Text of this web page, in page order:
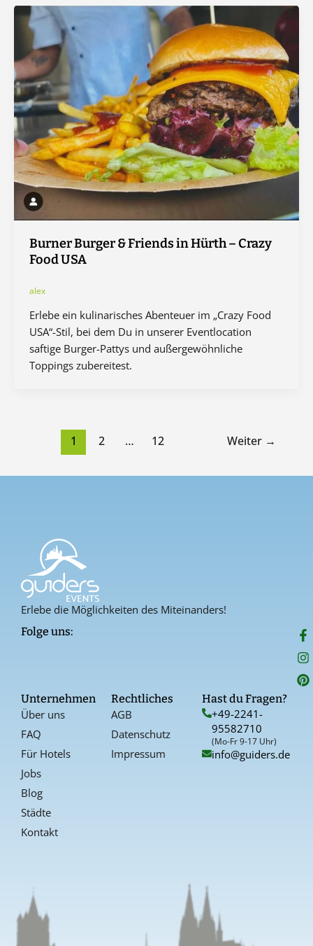
Burner Burger & Friends in Hürth – Crazy
Food USA
alex
Erlebe ein kulinarisches Abenteuer im „Crazy Food
USA“-Stil, bei dem Du in unserer Eventlocation
saftige Burger-Pattys und außergewöhnliche
Toppings zubereitest.
1 2 … 12 Weiter →
Erlebe die Möglichkeiten des Miteinanders!
Folge uns: F
a
c
e
b
I
n
s
t
a
P
i
n
t
e
Unternehmen
Über uns
FAQ
Für Hotels
Jobs
Blog
Städte
Kontakt
Rechtliches
AGB
Datenschutz
Impressum
Hast du Fragen?
+49-2241-
95582710
(Mo-Fr 9-17 Uhr)
info@guiders.de